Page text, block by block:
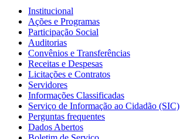
Institucional
Ações e Programas
Participação Social
Auditorias
Convênios e Transferências
Receitas e Despesas
Licitações e Contratos
Servidores
Informações Classificadas
Serviço de Informação ao Cidadão (SIC)
Perguntas frequentes
Dados Abertos